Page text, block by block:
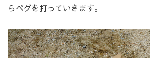
らペグを打っていきます。